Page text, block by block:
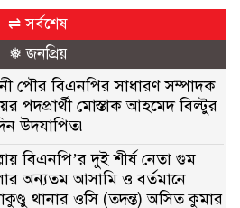
⇌ সর্বশেষ
❅ জনপ্রিয়
পৌর বিএনপির সাধারণ সম্পাদক
পদপ্রার্থী মোস্তাক আহমেদ বিল্টুর
উদযাপিত৷
বিএনপি’র দুই শীর্ষ নেতা গুম
অন্যতম আসামি ও বর্তমানে
থানার ওসি (তদন্ত) অসিত কুমার